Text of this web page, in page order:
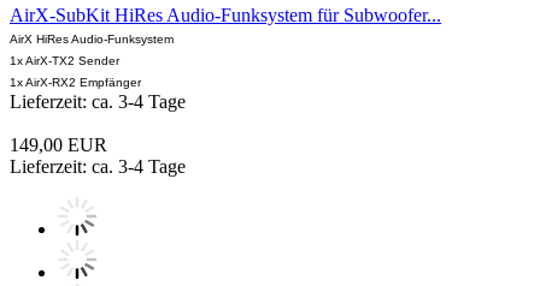
AirX-SubKit HiRes Audio-Funksystem für Subwoofer...
AirX HiRes Audio-Funksystem
1x AirX-TX2 Sender
1x AirX-RX2 Empfänger
Lieferzeit: ca. 3-4 Tage
149,00 EUR
Lieferzeit: ca. 3-4 Tage